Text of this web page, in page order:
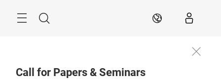
Suche DE
Call for Papers & Seminars